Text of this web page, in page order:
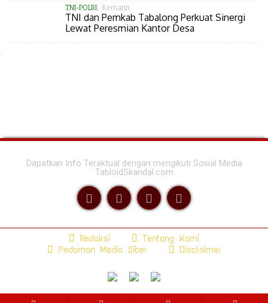
TNI-POLRI, Kemarin
TNI dan Pemkab Tabalong Perkuat Sinergi
Lewat Peresmian Kantor Desa
Dapatkan Info Teraktual dengan mengikuti Sosial Media
TabloidSkandal.com
Redaksi
Tentang Kami
Pedoman Media Siber
Disclaimer